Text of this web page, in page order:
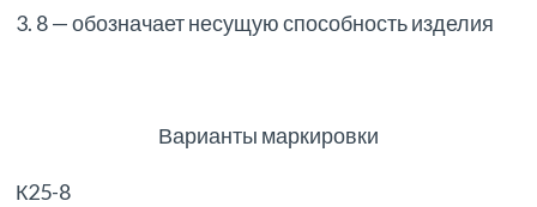
3. 8 — обозначает несущую способность изделия
Варианты маркировки
К25-8